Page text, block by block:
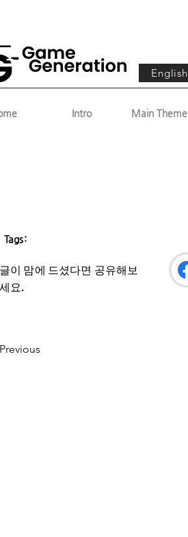
English
Intro Main Theme
Tags:
글이 맘에 드셨다면 ​공유해보
세요.
Previous